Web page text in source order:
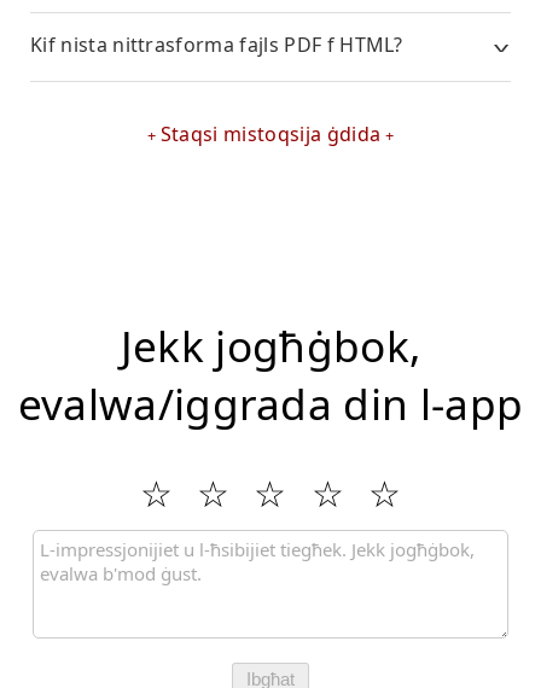
Kif nista nittrasforma fajls PDF f HTML?
Staqsi mistoqsija ġdida
Jekk jogħġbok,
evalwa/iggrada din l-app
Ibgħat